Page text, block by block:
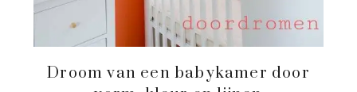
Droom van een babykamer door